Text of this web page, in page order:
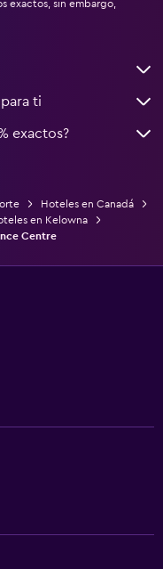
exactos, sin embargo,
ti
exactos?
Hoteles en Canadá
en Kelowna
Centre